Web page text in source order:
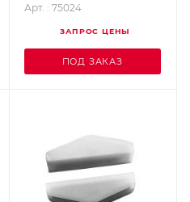
Арт. : 75024
ЗАПРОС ЦЕНЫ
ПОД ЗАКАЗ